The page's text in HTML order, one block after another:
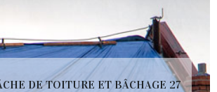
DE TOITURE ET BÂCHAGE 27